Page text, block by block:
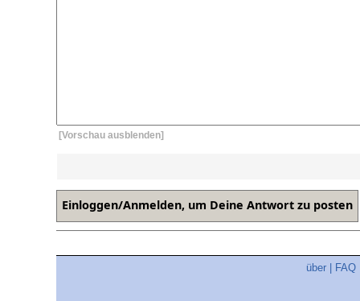
[Vorschau ausblenden]
über FAQ